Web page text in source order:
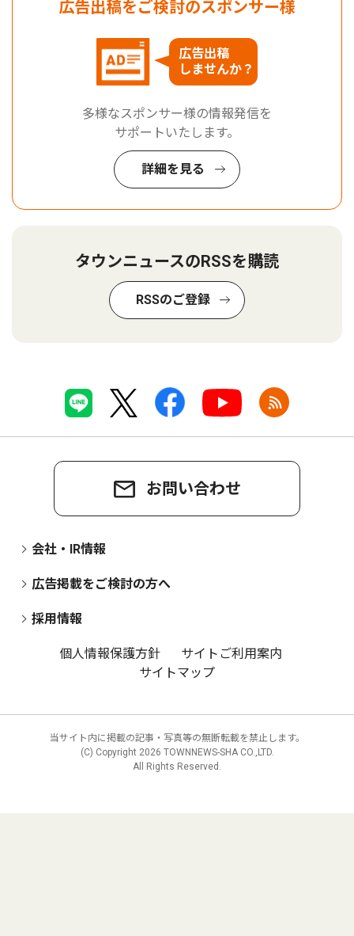
広告出稿をご検討のスポンサー様
広告出稿
しませんか？
多様なスポンサー様の情報発信を
サポートいたします。
詳細を見る
タウンニュースのRSSを購読
RSSのご登録
お問い合わせ
会社・IR情報
広告掲載をご検討の方へ
採用情報
個人情報保護方針
サイトご利用案内
サイトマップ
当サイト内に掲載の記事・写真等の無断転載を禁止します。
(C) Copyright 2026 TOWNNEWS-SHA CO.,LTD.
All Rights Reserved.